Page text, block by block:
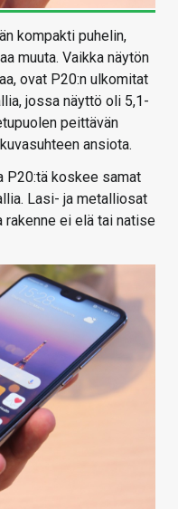
kompakti puhelin,
muuta. Vaikka näytön
ovat P20:n ulkomitat
jossa näyttö oli 5,1-
peittävän
ansiota.
P20:tä koskee samat
Lasi- ja metalliosat
ei elä tai natise